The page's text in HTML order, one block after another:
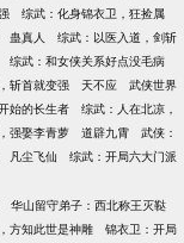
综武：化身锦衣卫，狂捡属
蛊真人
综武：以医入道，剑斩
综武：和女侠关系好点没毛病
斩首就变强 天不应
武侠世界
始的长生者
综武：人在北凉，
强娶李青萝 道辟九霄
武侠：
凡尘飞仙
综武：开局六大门派
华山留守弟子：西北称王灭鞑
方知此世是神雕 锦衣卫：开局